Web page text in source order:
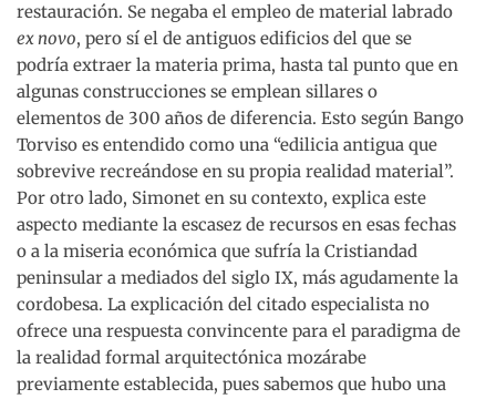
restauración. Se negaba el empleo de material labrado
ex novo, pero sí el de antiguos edificios del que se
podría extraer la materia prima, hasta tal punto que en
algunas construcciones se emplean sillares o
elementos de 300 años de diferencia. Esto según Bango
Torviso es entendido como una “edilicia antigua que
sobrevive recreándose en su propia realidad material”.
Por otro lado, Simonet en su contexto, explica este
aspecto mediante la escasez de recursos en esas fechas
o a la miseria económica que sufría la Cristiandad
peninsular a mediados del siglo IX, más agudamente la
cordobesa. La explicación del citado especialista no
ofrece una respuesta convincente para el paradigma de
la realidad formal arquitectónica mozárabe
previamente establecida, pues sabemos que hubo una